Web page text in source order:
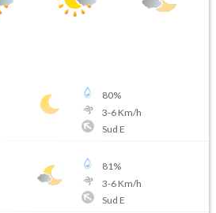
80%
3-6Km/h
Sud E
81%
3-6Km/h
Sud E